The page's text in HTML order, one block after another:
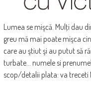
Lumea se mişcă. Mulţi dau
greu mă mai poate mişca
care au ştiut şi au putut să
turbate... numele si
scop/detalii plata: va treceti